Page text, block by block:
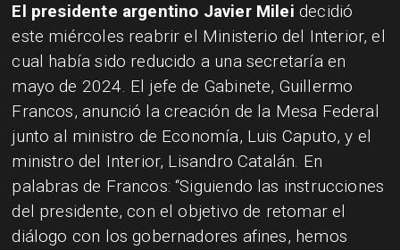
El presidente argentino Javier Milei decidió
este miércoles reabrir el Ministerio del Interior, el
cual había sido reducido a una secretaría en
mayo de 2024. El jefe de Gabinete, Guillermo
Francos, anunció la creación de la Mesa Federal
junto al ministro de Economía, Luis Caputo, y el
ministro del Interior, Lisandro Catalán. En
palabras de Francos: “Siguiendo las instrucciones
del presidente, con el objetivo de retomar el
diálogo con los gobernadores afines, hemos